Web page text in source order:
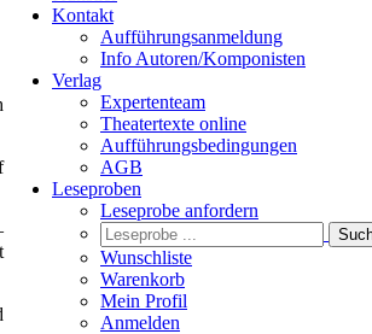
Kontakt
Aufführungsanmeldung
Info Autoren/Komponisten
Verlag
Expertenteam
Theatertexte online
Aufführungsbedingungen
AGB
Leseproben
Leseprobe anfordern
Wunschliste
Warenkorb
Mein Profil
Anmelden